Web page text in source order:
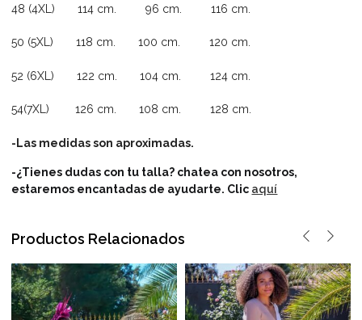
48 (4XL) 114 cm. 96 cm. 116 cm.
50 (5XL) 118 cm. 100 cm. 120 cm.
52 (6XL) 122 cm. 104 cm. 124 cm.
54(7XL) 126 cm. 108 cm. 128 cm.
-Las medidas son aproximadas.
-¿Tienes dudas con tu talla? chatea con nosotros,
estaremos encantadas de ayudarte. Clic aquí
Productos Relacionados